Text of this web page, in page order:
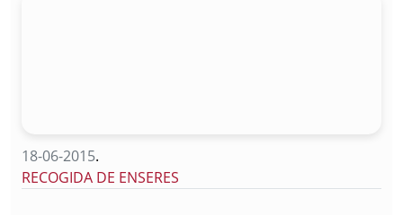
18-06-2015.
RECOGIDA DE ENSERES